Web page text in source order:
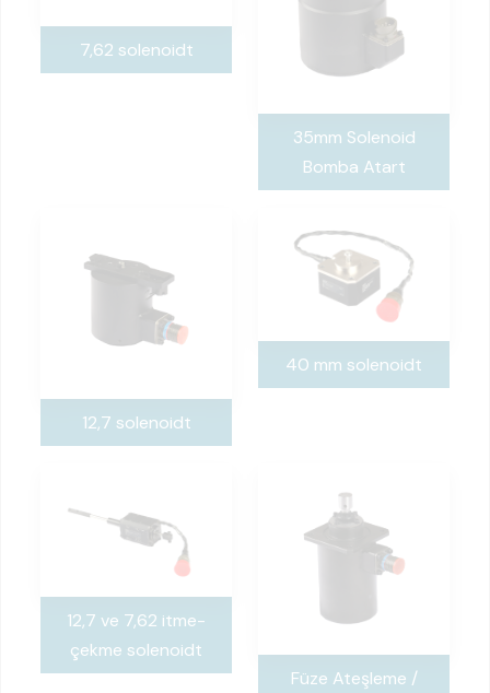
7,62 solenoidt
35mm Solenoid
Bomba Atart
12,7 solenoidt
40 mm solenoidt
12,7 ve 7,62 itme-
çekme solenoidt
Füze Ateşleme /